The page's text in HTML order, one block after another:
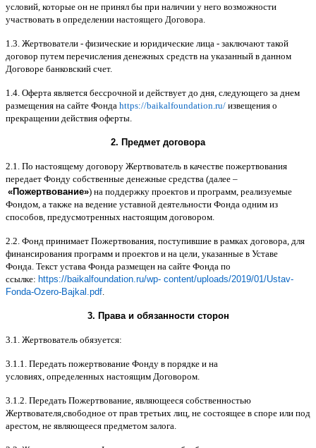
условий которые он не принял бы при наличии у него возможности
участвовать в определении настоящего Договора
1.3. Жертвователи - физические и юридические лица - заключают такой
договор путем перечисления денежных средств на указанный в данном
Договоре банковский счет.
1.4. Оферта является бессрочной и действует до дня следующего за днем
размещения на сайте Фонда https://baikalfoundation.ru/ извещения о
прекращении действия оферты
2. Предмет договора
2.1. По настоящему договору Жертвователь в качестве пожертвования
передает Фонду собственные денежные средства (далее –
«Пожертвование») на поддержку проектов и программ реализуемые
Фондом а также на ведение уставной деятельности Фонда одним из
способов предусмотренных настоящим договором
2.2. Фонд принимает Пожертвования поступившие в рамках договора для
финансирования программ и проектов и на цели указанные в Уставе
Фонда Текст устава Фонда размещен на сайте Фонда по
ссылке: https://baikalfoundation.ru/wp- content/uploads/2019/01/Ustav-
Fonda-Ozero-Bajkal.pdf
3. Права и обязанности сторон
3.1. Жертвователь обязуется:
3.1.1. Передать пожертвование Фонду в порядке и на
условиях определенных настоящим Договором
3.1.2. Передать Пожертвование являющееся собственностью
Жертвователя свободное от прав третьих лиц не состоящее в споре или под
арестом не являющееся предметом залога